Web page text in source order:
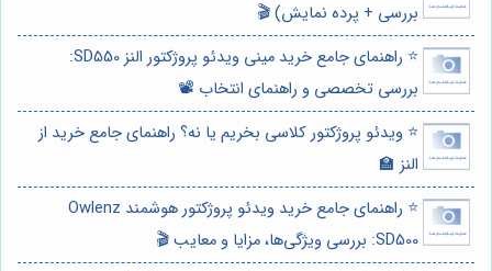
بررسی + پرده نمایش) 🎬
⭐️ راهنمای جامع خرید مینی ویدئو پروژکتور النز SD550:
بررسی تخصصی و راهنمای انتخاب 📽️
⭐️ ویدئو پروژکتور کلاسی بخریم یا نه؟ راهنمای جامع خرید از
النز 🏫
⭐️ راهنمای جامع خرید ویدئو پروژکتور هوشمند Owlenz
SD500: بررسی ویژگی‌ها، مزایا و معایب 🎬